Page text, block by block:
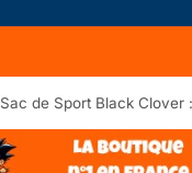
Sac de Sport Black Clover